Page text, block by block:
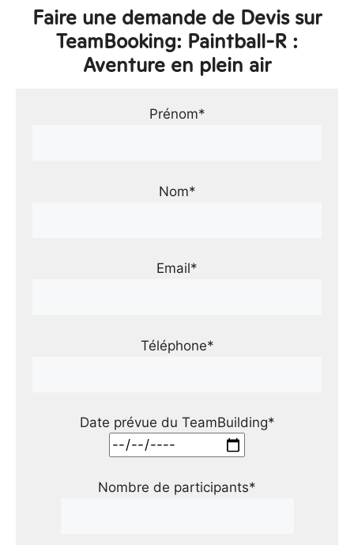
Faire une demande de Devis sur
TeamBooking: Paintball-R :
Aventure en plein air
Prénom*
Nom*
Email*
Téléphone*
Date prévue du TeamBuilding*
Nombre de participants*